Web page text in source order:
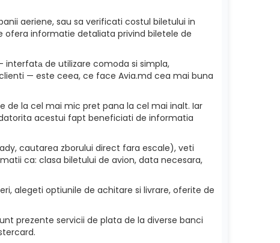
aeriene, sau sa verificati costul biletului in
ofera informatie detaliata privind biletele de
de utilizare comoda si simpla,
— este ceea, ce face Avia.md cea mai buna
de la cel mai mic pret pana la cel mai inalt. Iar
acestui fapt beneficiati de informatia
cautarea zborului direct fara escale), veti
ca: clasa biletului de avion, data necesara,
alegeti optiunile de achitare si livrare, oferite de
prezente servicii de plata de la diverse banci